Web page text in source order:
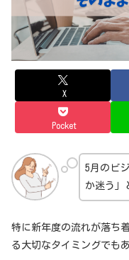
X
Pocket
5月のビ
か迷う」
特に新年度の流れが落ち
る大切なタイミングでも